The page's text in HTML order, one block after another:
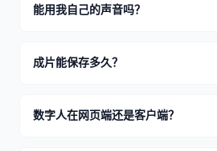
能用我自己的声音吗？
成片能保存多久？
数字人在网页端还是客户端？